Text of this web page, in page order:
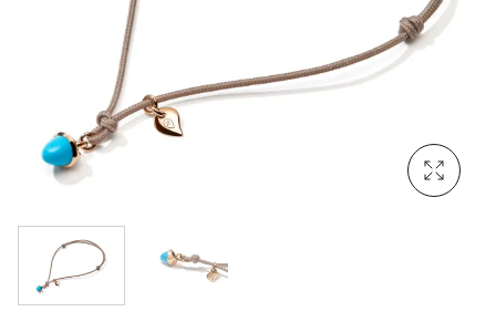
Neu bei Vogl: Cartier
Rolex Certified Pre-Owned entdecken